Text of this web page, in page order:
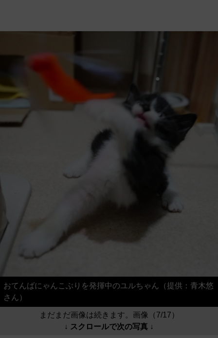
おてんばにゃんこぶりを発揮中のユルちゃん（提供：青木悠
さん）
まだまだ画像は続きます。画像（7/17）
↓ スクロールで次の写真 ↓